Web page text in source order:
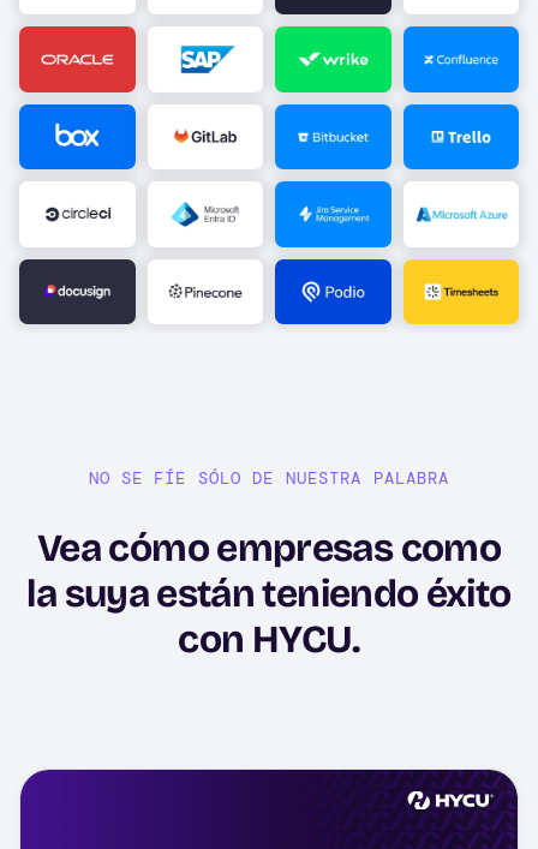
Image Image Image Image
Image Image Image Image
Image Image Image Image
Image Image Image Image
NO SE FÍE SÓLO DE NUESTRA PALABRA
Vea cómo empresas como
la suya están teniendo éxito
con HYCU.